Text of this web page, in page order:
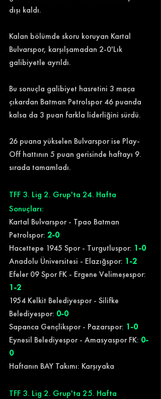
dışı kaldı.
Kalan bölümde skoru koruyan Kartal
Bulvarspor, karşılşamadan 2-0'Lık
galibiyetle ayrıldı.
Bu sonuçla galibiyet hasretini 3 maça
çıkardan Batman Petrolspor 46 puanda
kalsa da 3 puan farkla liderliğini sürdü.
26 puana yükselen Bulvarspor ise Play-
Off hattının 5 puan gerisinde haftayı 9.
sırada tamamladı.
TFF 3. Lig 2. Grup'ta 24. Hafta
Sonuçları:
Kartal Bulvarspor - Tpao Batman
Petrolspor: 2-0
Hacettepe 1945 Spor - Turgutluspor: 1-0
Anadolu Üniversitesi - Elazığspor: 1-2
Efeler 09 Spor FK - Ergene Velimeşespor:
1-2
1954 Kelkit Belediyespor - Silifke
Belediyespor: 0-0
Sapanca Gençlikspor - Pazarspor: 1-0
Eynesil Belediyespor - Amasyaspor FK: 0-
0
Haftanın BAY Takımı: Karşıyaka
TFF 3. Lig 2. Grup'ta 25. Hafta